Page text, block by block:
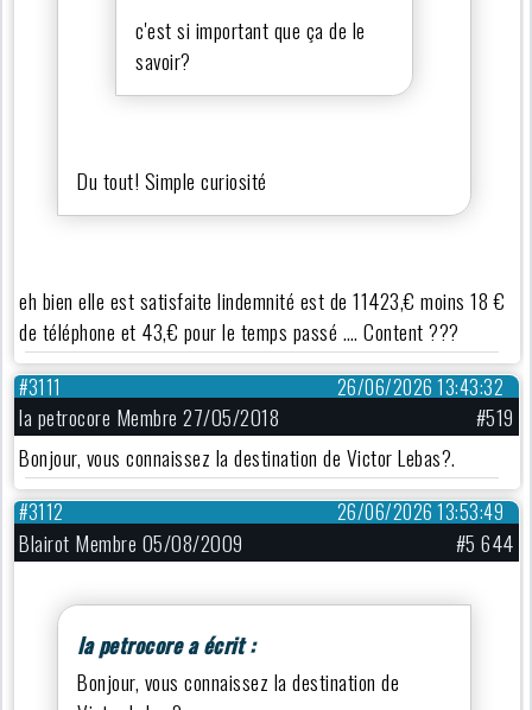
c'est si important que ça de le
savoir?
Du tout! Simple curiosité
eh bien elle est satisfaite lindemnité est de 11423,€ moins 18 €
de téléphone et 43,€ pour le temps passé …. Content ???
26/06/2026 13:43:32
#3111
la petrocore Membre 27/05/2018
#519
Bonjour, vous connaissez la destination de Victor Lebas?.
26/06/2026 13:53:49
#3112
Blairot Membre 05/08/2009 #5 644
la petrocore a écrit :
Bonjour, vous connaissez la destination de